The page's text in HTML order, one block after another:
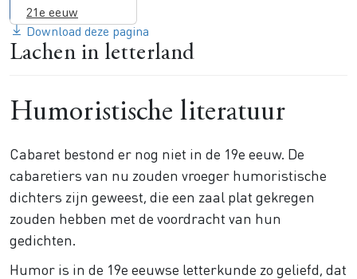
21e eeuw
Download deze pagina
Lachen in letterland
Humoristische literatuur
Cabaret bestond er nog niet in de 19e eeuw. De
cabaretiers van nu zouden vroeger humoristische
dichters zijn geweest, die een zaal plat gekregen
zouden hebben met de voordracht van hun
gedichten.
Humor is in de 19e eeuwse letterkunde zo geliefd, dat